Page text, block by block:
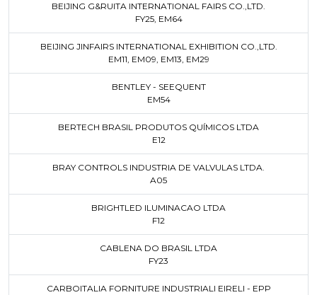
BEIJING G&RUITA INTERNATIONAL FAIRS CO.,LTD.
FY25, EM64
BEIJING JINFAIRS INTERNATIONAL EXHIBITION CO.,LTD.
EM11, EM09, EM13, EM29
BENTLEY - SEEQUENT
EM54
BERTECH BRASIL PRODUTOS QUÍMICOS LTDA
E12
BRAY CONTROLS INDUSTRIA DE VALVULAS LTDA.
A05
BRIGHTLED ILUMINACAO LTDA
F12
CABLENA DO BRASIL LTDA
FY23
CARBOITALIA FORNITURE INDUSTRIALI EIRELI - EPP